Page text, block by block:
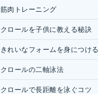
筋肉トレーニング
クロールを子供に教える秘訣
きれいなフォームを身につける
クロールの二軸泳法
クロールで長距離を泳ぐコツ